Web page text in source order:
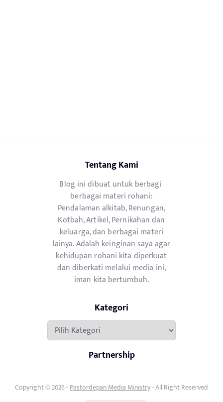
Tentang Kami
Blog ini dibuat untuk berbagi
berbagai materi rohani:
Pendalaman alkitab, Renungan,
Kotbah, Artikel, Pernikahan dan
keluarga, dan berbagai materi
lainya. Adalah keinginan saya agar
kehidupan rohani kita diperkuat
dan diberkati melalui media ini,
iman kita bertumbuh.
Kategori
Kategori
Partnership
Copyright © 2026 -Pastordepan Media Ministry- All Right Reserved